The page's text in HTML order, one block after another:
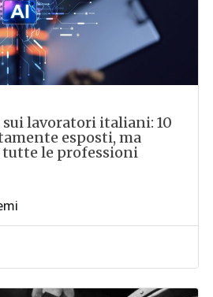
lavoratori italiani: 10
esposti, ma
le professioni